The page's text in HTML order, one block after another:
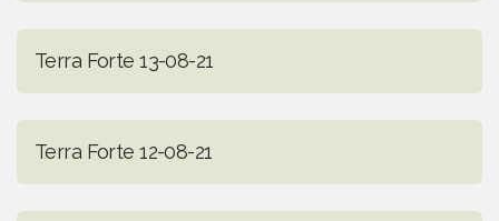
Terra Forte 13-08-21
Terra Forte 12-08-21